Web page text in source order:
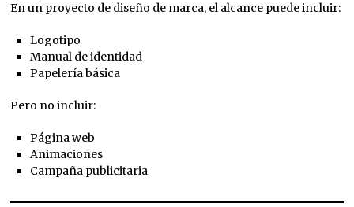
En un proyecto de diseño de marca, el alcance puede incluir:
Logotipo
Manual de identidad
Papelería básica
Pero no incluir:
Página web
Animaciones
Campaña publicitaria